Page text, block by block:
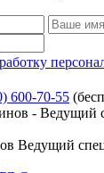
600-70-55
Ведущий